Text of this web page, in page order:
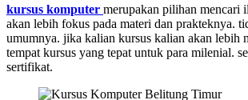
kursus komputer merupakan pilihan mencari
akan lebih fokus pada materi dan prakteknya.
umumnya. jika kalian kursus kalian akan lebih
tempat kursus yang tepat untuk para milenial.
sertifikat.